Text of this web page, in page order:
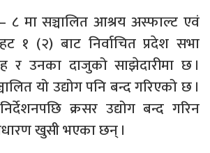
८ मा सञ्चालित आश्रय अस्फाल्ट एवं
१ (२) बाट निर्वाचित प्रदेश सभा
र उनका दाजुको साझेदारीमा छ ।
यो उद्योग पनि बन्द गरिएको छ ।
क्रसर उद्योग बन्द गरिन
खुसी भएका छन् ।